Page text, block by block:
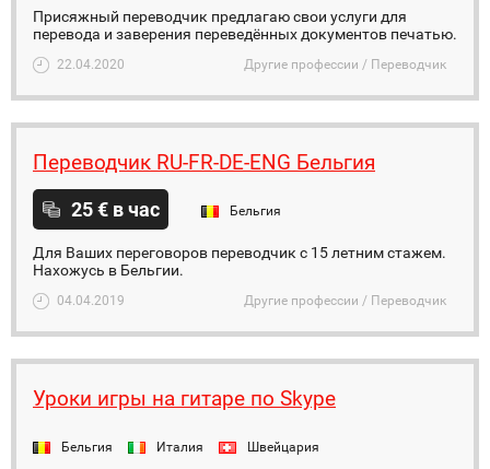
Присяжный переводчик предлагаю свои услуги для
перевода и заверения переведённых документов печатью.
22.04.2020 Другие профессии / Переводчик
Переводчик RU-FR-DE-ENG Бельгия
25 € в час Бельгия
Для Ваших переговоров переводчик с 15 летним стажем.
Нахожусь в Бельгии.
04.04.2019 Другие профессии / Переводчик
Уроки игры на гитаре по Skype
Бельгия Италия Швейцария